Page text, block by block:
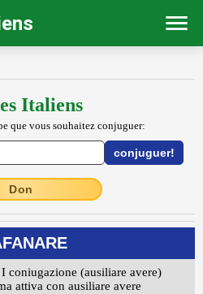
Italiens
que vous souhaitez conjuguer:
Don
coniugazione (ausiliare avere)
attiva con ausiliare avere